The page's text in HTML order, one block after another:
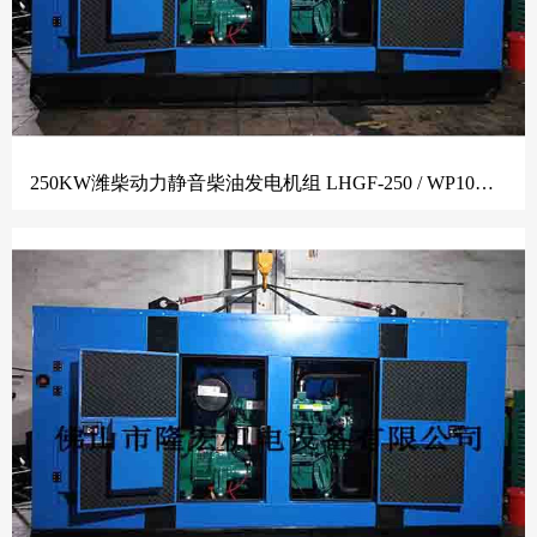
250KW潍柴动力静音柴油发电机组 LHGF-250 / WP10D320E200